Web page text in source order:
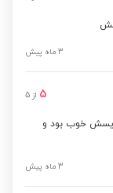
3 ماه پیش
5 از 5
خوب بود و
3 ماه پیش